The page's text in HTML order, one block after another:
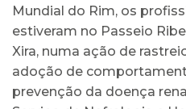
Mundial do Rim, os
estiveram no Passeio
Xira, numa ação de
adoção de
prevenção da doença